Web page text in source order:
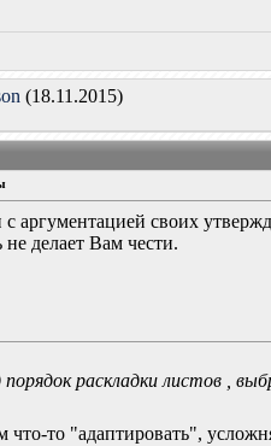
(18.11.2015)
с аргументацией своих
не делает Вам чести.
раскладки листов ,
то "адаптировать",